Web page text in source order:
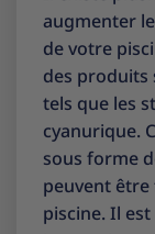
augmenter le
de votre
des produits
tels que les
cyanurique.
sous forme
peuvent être
piscine. Il